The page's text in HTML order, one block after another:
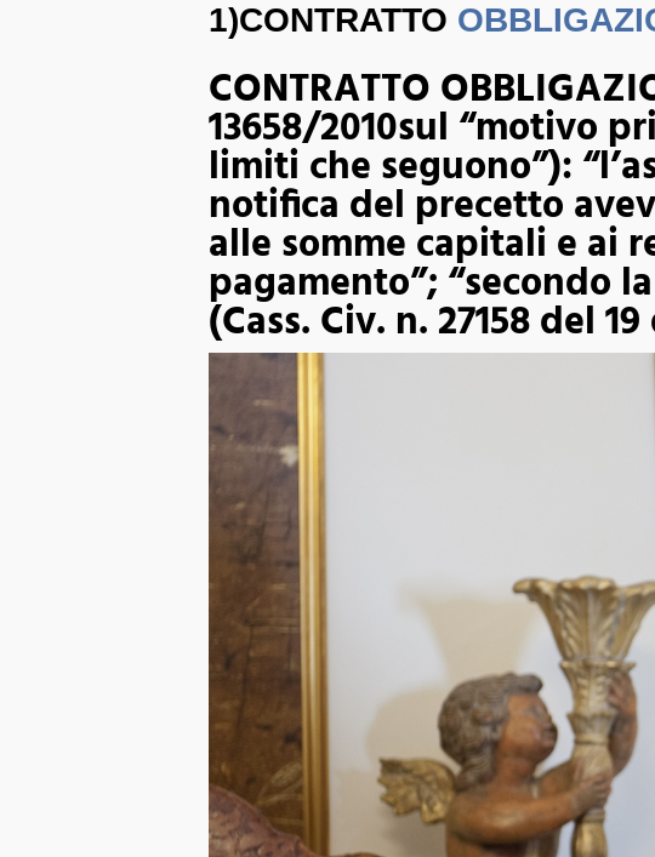
1)CONTRATTO
CONTRATTO
13658/2010sul “motivo
limiti che seguono”):
notifica del precetto
alle somme capitali e ai
pagamento”; “secondo
(Cass. Civ. n. 27158 del